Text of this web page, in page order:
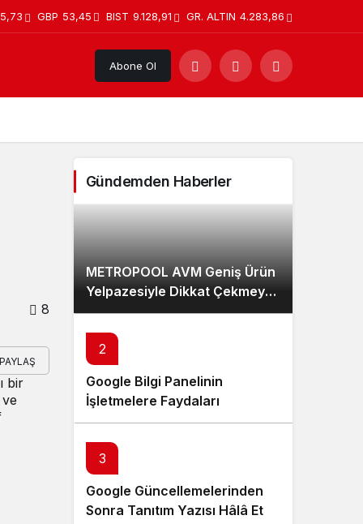
GBP 53,45 BIST 9.128,91 GR. ALTIN 4.283,86
Abone Ol
8
PAYLAŞ
bir
Gündemden Haberler
METROPOOL AVM Geniş Ürün
Yelpazesiyle Dikkat Çekmeye
Devam Ediyor!
2
Google Bilgi Panelinin
İşletmelere Faydaları
Nelerdir?
3
Google Güncellemelerinden
Sonra Tanıtım Yazısı Hâlâ Etkili